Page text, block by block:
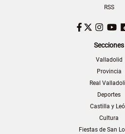
RSS
Facebook
Twitter
Secciones
Valladolid
Provincia
Real
Deportes
Castilla y
Cultura
Fiestas de San